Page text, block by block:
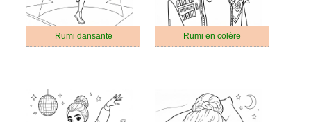
Rumi dansante Rumi en colère